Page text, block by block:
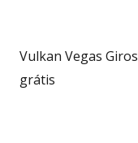
Vulkan Vegas
grátis